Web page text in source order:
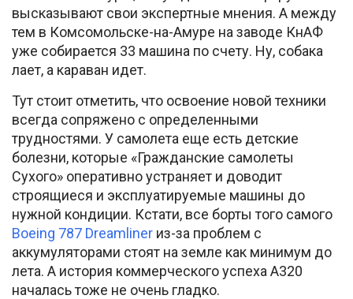
высказывают свои экспертные мнения. А между
тем в Комсомольске-на-Амуре на заводе КнАФ
уже собирается 33 машина по счету. Ну, собака
лает, а караван идет.
Тут стоит отметить, что освоение новой техники
всегда сопряжено с определенными
трудностями. У самолета еще есть детские
болезни, которые «Гражданские самолеты
Сухого» оперативно устраняет и доводит
строящиеся и эксплуатируемые машины до
нужной кондиции. Кстати, все борты того самого
Boeing 787 Dreamliner из-за проблем с
аккумуляторами стоят на земле как минимум до
лета. А история коммерческого успеха А320
началась тоже не очень гладко.